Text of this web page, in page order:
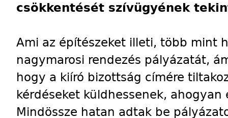
csökkentését szívügyének
Ami az építészeket illeti, több mint
nagymarosi rendezés pályázatát,
hogy a kiíró bizottság címére
kérdéseket küldhessenek,
Mindössze hatan adtak be